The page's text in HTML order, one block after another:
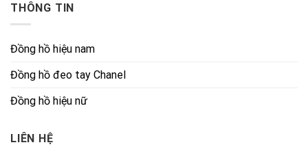
THÔNG TIN
Đồng hồ hiệu nam
Đồng hồ đeo tay Chanel
Đồng hồ hiệu nữ
LIÊN HỆ